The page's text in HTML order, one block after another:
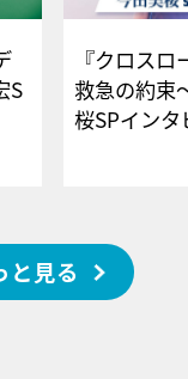
S
『クロス
救急の約束
桜SPイ
と見る